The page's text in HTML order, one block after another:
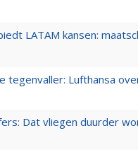
LATAM kansen:
tegenvaller: Lufthansa
Dat vliegen duurder